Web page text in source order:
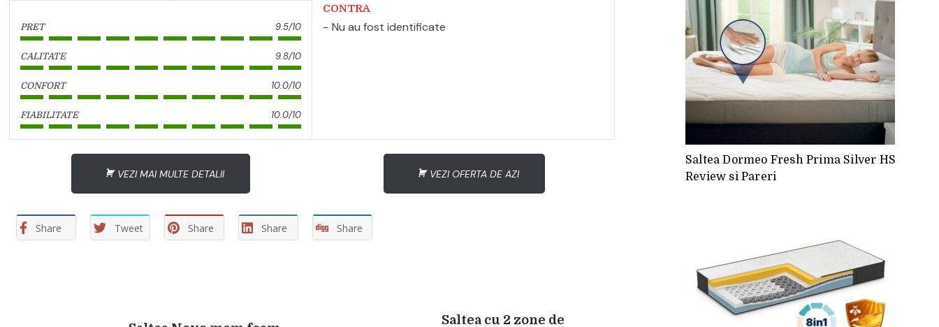
PRET 9.5/10
CALITATE 9.8/10
CONFORT 10.0/10
FIABILITATE 10.0/10
CONTRA
Nu au fost identificate
VEZI MAI MULTE DETALII VEZI OFERTA DE AZI
Share Tweet Share Share Share
Saltea cu 2 zone de
Saltea Dormeo Fresh Prima Silver HS
Review si Pareri